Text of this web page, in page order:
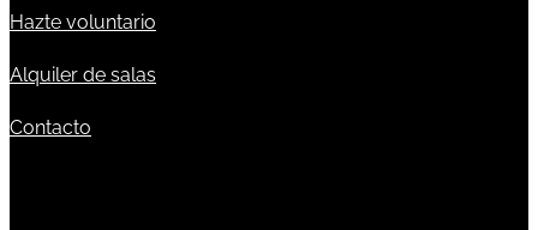
Hazte voluntario
Alquiler de salas
Contacto